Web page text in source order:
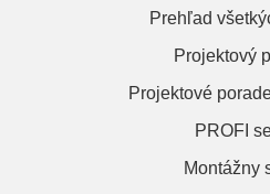
Prehľad
Projektový
Projektové
PROFI
Montážny